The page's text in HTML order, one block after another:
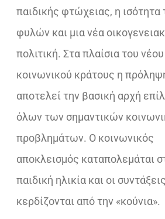
παιδικής φτώχειας, η ισότητα
φυλών και μια νέα
πολιτική. Στα πλαίσια του νέου
κοινωνικού κράτους η
αποτελεί την βασική αρχή
όλων των σημαντικών
προβλημάτων. Ο κοινωνικός
αποκλεισμός καταπολεμάται
παιδική ηλικία και οι συντάξεις
κερδίζονται από την «κούνια».